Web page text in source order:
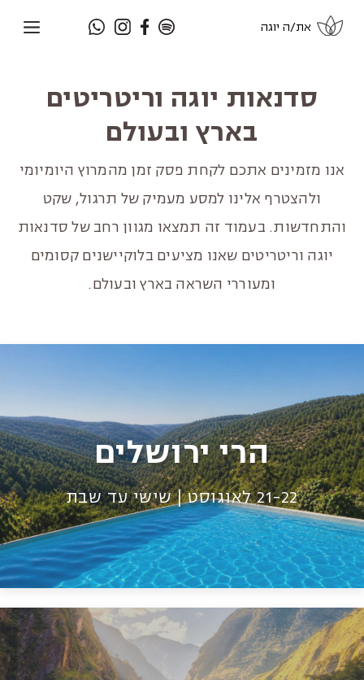
את/ה יוגה
סדנאות יוגה וריטריטים
בארץ ובעולם
אנו מזמינים אתכם לקחת פסק זמן מהמרוץ היומיומי
ולהצטרף אלינו למסע מעמיק של תרגול, שקט
והתחדשות. בעמוד זה תמצאו מגוון רחב של סדנאות
יוגה וריטריטים שאנו מציעים בלוקיישנים קסומים
ומעוררי השראה בארץ ובעולם.
הרי ירושלים
21-22 לאוגוסט | שישי עד שבת